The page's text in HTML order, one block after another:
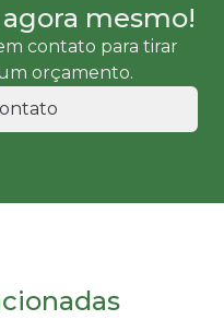
mesmo!
contato para tirar
orçamento.